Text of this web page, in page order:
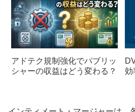
アドテク規制強化でパブリッ
シャーの収益はどう変わる？
効